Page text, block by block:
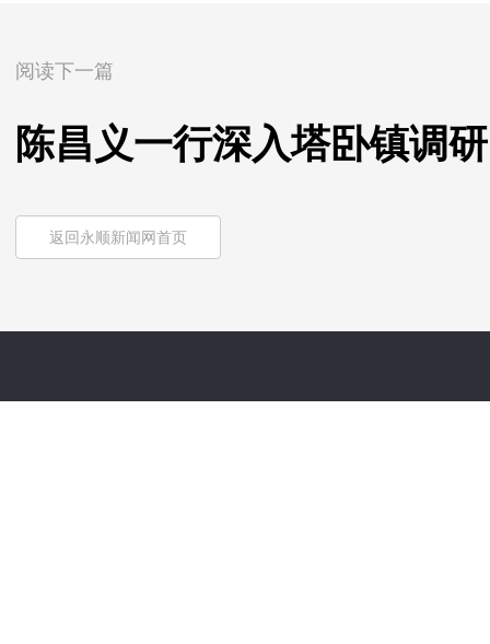
阅读下一篇
陈昌义一行深入塔卧镇调
返回永顺新闻网首页